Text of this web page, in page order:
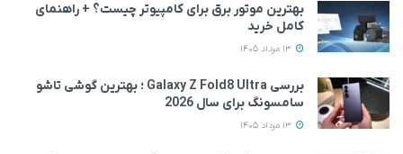
بهترین موتور برق برای کامپیوتر چیست؟ + راهنمای
کامل خرید
13 مرداد 1405
بررسی Galaxy Z Fold8 Ultra ؛ بهترین گوشی تاشو
سامسونگ برای سال 2026
13 مرداد 1405